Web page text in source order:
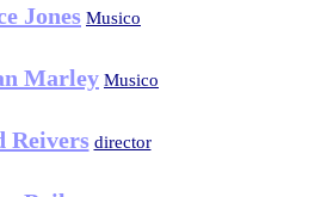
Jones Musico
Marley Musico
Reivers director